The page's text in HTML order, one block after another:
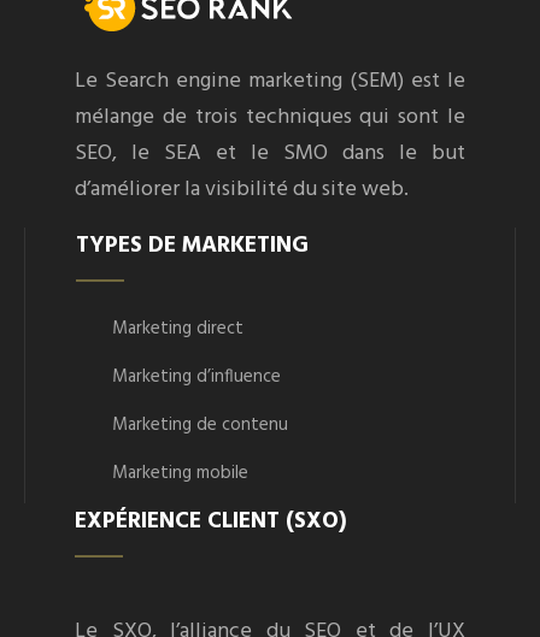
Le Search engine marketing (SEM) est le
mélange de trois techniques qui sont le
SEO, le SEA et le SMO dans le but
d’améliorer la visibilité du site web.
TYPES DE MARKETING
Marketing direct
Marketing d’influence
Marketing de contenu
Marketing mobile
EXPÉRIENCE CLIENT (SXO)